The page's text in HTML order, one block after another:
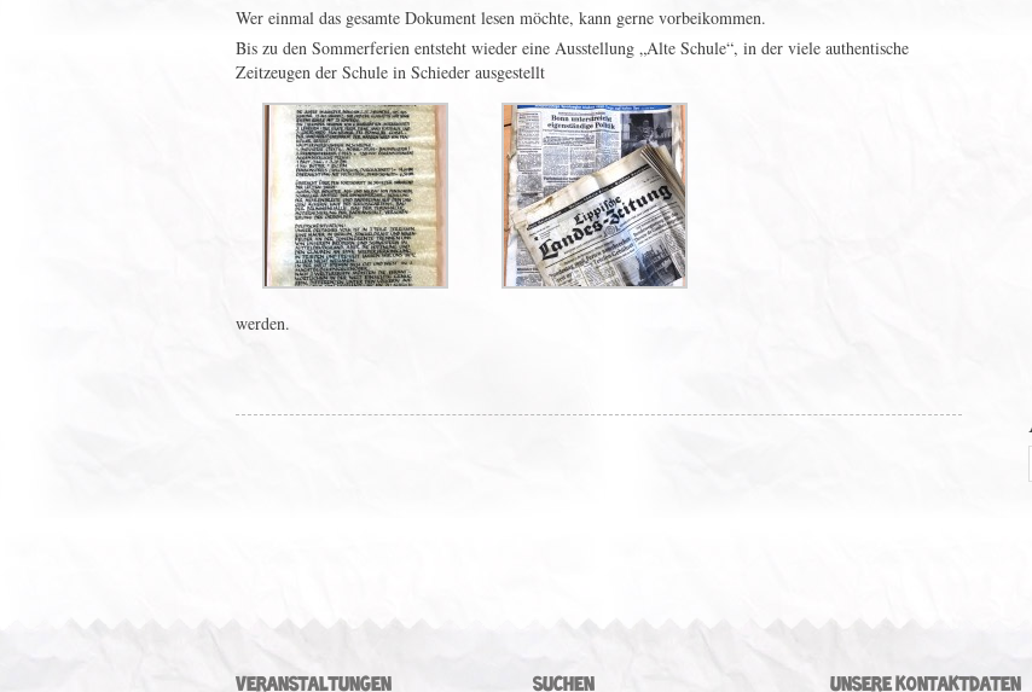
Wer einmal das gesamte Dokument lesen möchte, kann gerne vorbeikommen.
Bis zu den Sommerferien entsteht wieder eine Ausstellung „Alte Schule“, in der viele authentische
Zeitzeugen der Schule in Schieder ausgestellt
werden.
VERANSTALTUNGEN SUCHEN UNSERE KONTAKTDATEN